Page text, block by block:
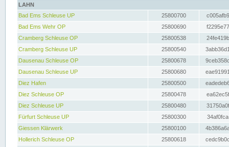
LAHN
Bad Ems Schleuse UP
25800700
Bad Ems Wehr OP
25800690
Cramberg Schleuse OP
25800538
Cramberg Schleuse UP
25800540
Dausenau Schleuse OP
25800678
Dausenau Schleuse UP
25800680
Diez Hafen
25800500
Diez Schleuse OP
25800478
Diez Schleuse UP
25800480
Fürfurt Schleuse UP
25800300
Giessen Klärwerk
25800100
Hollerich Schleuse OP
25800618